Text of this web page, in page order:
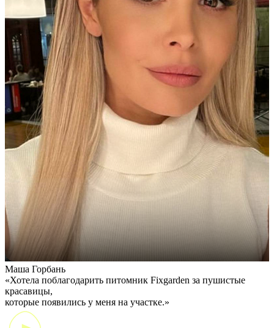
Маша Горбань
«Хотела поблагодарить питомник Fixgarden за пушистые
красавицы,
которые появились у меня на участке.»